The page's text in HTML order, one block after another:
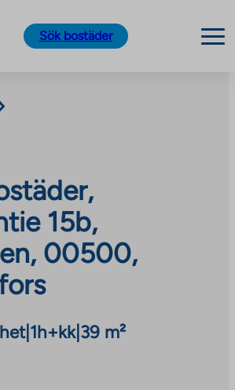
Sök bostäder
15b,
00500,
| 1h+kk| 39 m²